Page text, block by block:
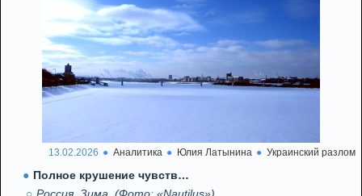
13.02.2026 Аналитика Юлия Латынина Украинский разлом
Полное крушение чувств…